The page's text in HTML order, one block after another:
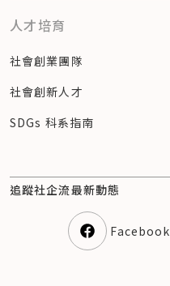
人才培育
社會創業團隊
社會創新人才
SDGs 科系指南
追蹤社企流最新動態
Facebook